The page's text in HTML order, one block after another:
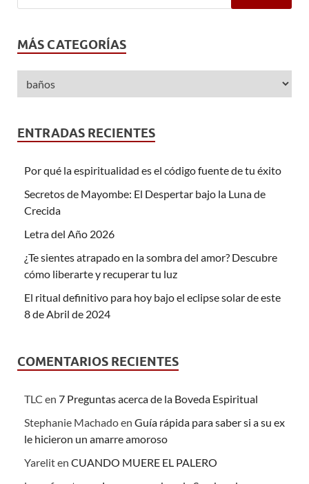
MÁS CATEGORÍAS
ENTRADAS RECIENTES
Por qué la espiritualidad es el código fuente de tu éxito
Secretos de Mayombe: El Despertar bajo la Luna de
Crecida
Letra del Año 2026
¿Te sientes atrapado en la sombra del amor? Descubre
cómo liberarte y recuperar tu luz
El ritual definitivo para hoy bajo el eclipse solar de este
8 de Abril de 2024
COMENTARIOS RECIENTES
TLC en 7 Preguntas acerca de la Boveda Espiritual
Stephanie Machadoen Guía rápida para saber si a su ex
le hicieron un amarre amoroso
Yareliten CUANDO MUERE EL PALERO